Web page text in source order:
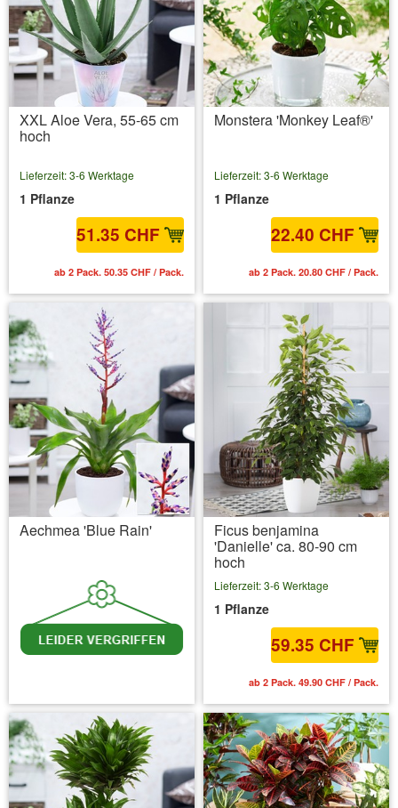
XXL Aloe Vera, 55-65 cm
hoch
Lieferzeit: 3-6 Werktage
1 Pflanze
51.35 CHF
ab 2 Pack. 50.35 CHF / Pack.
Monstera 'Monkey Leaf®'
Lieferzeit: 3-6 Werktage
1 Pflanze
22.40 CHF
ab 2 Pack. 20.80 CHF / Pack.
Aechmea 'Blue Rain' Ficus benjamina
'Danielle' ca. 80-90 cm
hoch
Lieferzeit: 3-6 Werktage
1 Pflanze
59.35 CHF
ab 2 Pack. 49.90 CHF / Pack.